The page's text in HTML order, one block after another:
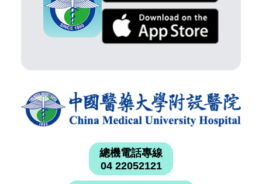
總機電話專線
04 22052121